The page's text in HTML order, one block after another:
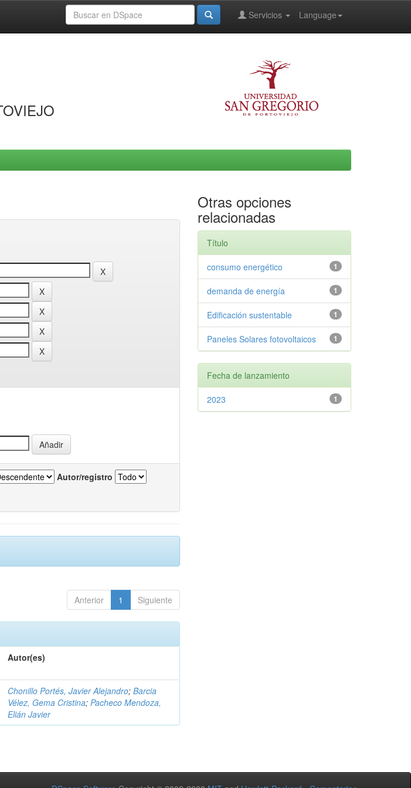
Language
Servicios
Autor/registro
Anterior 1 Siguiente
Autor(es)
Chonillo Portés, Javier Alejandro;Barcia
Vélez, Gema Cristina;Pacheco Mendoza,
Elián Javier
Otras opciones
relacionadas
Título
1
consumo energético
1
demanda de energía
1
Edificación sustentable
1
Paneles Solares fotovoltaicos
Fecha de lanzamiento
1
2023